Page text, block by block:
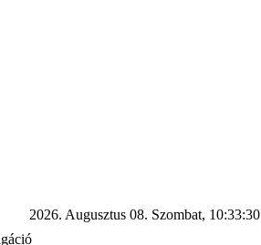
2026. Augusztus 08. Szombat, 10:33:30